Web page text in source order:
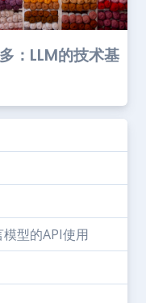
：LLM的技术基
型的API使用